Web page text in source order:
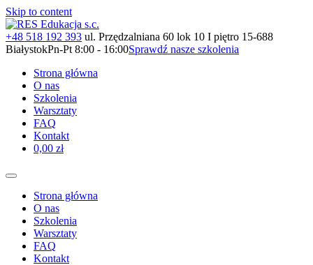
Skip to content
+48 518 192 393 ul. Przędzalniana 60 lok 10 I piętro 15-688
BiałystokPn-Pt 8:00 - 16:00Sprawdź nasze szkolenia
Strona główna
O nas
Szkolenia
Warsztaty
FAQ
Kontakt
0,00 zł
Strona główna
O nas
Szkolenia
Warsztaty
FAQ
Kontakt